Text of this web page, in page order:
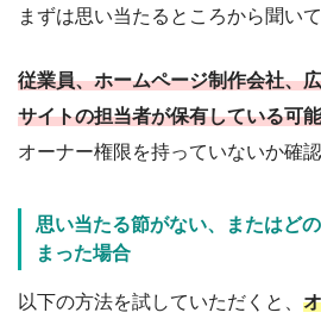
まずは思い当たるところから聞い
従業員、ホームページ制作会社、
サイトの担当者が保有している可
オーナー権限を持っていないか確
思い当たる節がない、またはど
まった場合
以下の方法を試していただくと、